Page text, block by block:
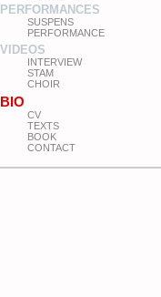
PERFORMANCES
SUSPENS
PERFORMANCE
VIDEOS
INTERVIEW
STAM
CHOIR
BIO
CV
TEXTS
BOOK
CONTACT